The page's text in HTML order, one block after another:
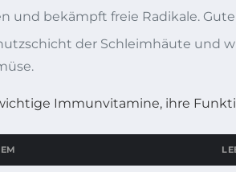
bekämpft freie Radikale. Gute
der Schleimhäute und
Immunvitamine, ihre